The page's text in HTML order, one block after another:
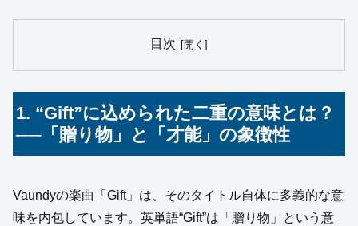
目次
1. “Gift”に込められた二重の意味とは？
──「贈り物」と「才能」の象徴性
Vaundyの楽曲「Gift」は、そのタイトル自体に多義的な意
味を内包しています。英単語“Gift”は「贈り物」という意